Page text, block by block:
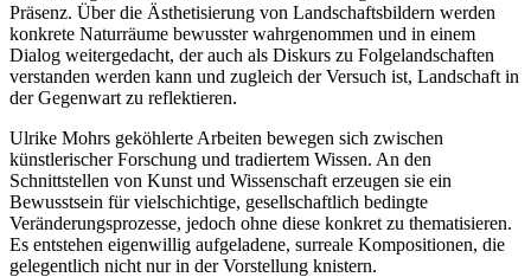
Präsenz. Über die Ästhetisierung von Landschaftsbildern werden
konkrete Naturräume bewusster wahrgenommen und in einem
Dialog weitergedacht, der auch als Diskurs zu Folgelandschaften
verstanden werden kann und zugleich der Versuch ist, Landschaft in
der Gegenwart zu reflektieren.
Ulrike Mohrs geköhlerte Arbeiten bewegen sich zwischen
künstlerischer Forschung und tradiertem Wissen. An den
Schnittstellen von Kunst und Wissenschaft erzeugen sie ein
Bewusstsein für vielschichtige, gesellschaftlich bedingte
Veränderungsprozesse, jedoch ohne diese konkret zu thematisieren.
Es entstehen eigenwillig aufgeladene, surreale Kompositionen, die
gelegentlich nicht nur in der Vorstellung knistern.